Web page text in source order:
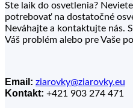
Ste laik do osvetlenia?
potrebovať na dostatočné
Neváhajte a kontaktujte nás.
Váš problém alebo pre Vaše
Email: ziarovky@ziarovky.eu
Kontakt: +421 903 274 471